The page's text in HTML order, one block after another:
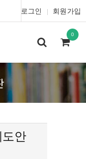
로그인 회원가입
0
안